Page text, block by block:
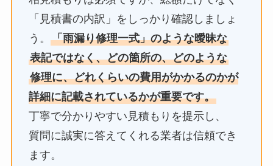
「見積書の内訳」をしっかり確認しましょ
う。 「雨漏り修理一式」のような曖昧な
表記ではなく、どの箇所の、どのような
修理に、どれくらいの費用がかかるのかが
詳細に記載されているかが重要です。
丁寧で分かりやすい見積もりを提示し、
質問に誠実に答えてくれる業者は信頼でき
ます。